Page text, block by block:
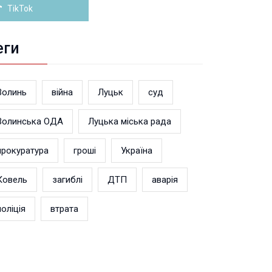
TikTok
війна Луцьк суд
ОДА Луцька міська рада
гроші Україна
загиблі ДТП аварія
втрата